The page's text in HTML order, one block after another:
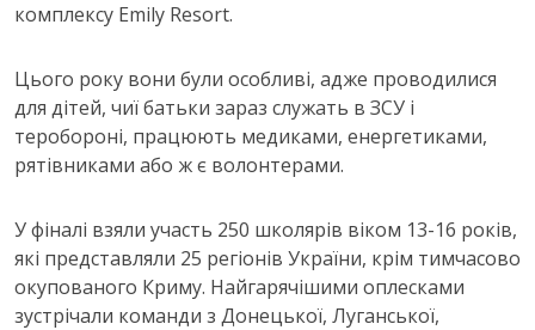
комплексу Emily Resort.
Цього року вони були особливі, адже проводилися
для дітей, чиї батьки зараз служать в ЗСУ і
теробороні, працюють медиками, енергетиками,
рятівниками або ж є волонтерами.
У фіналі взяли участь 250 школярів віком 13-16 років,
які представляли 25 регіонів України, крім тимчасово
окупованого Криму. Найгарячішими оплесками
зустрічали команди з Донецької, Луганської,